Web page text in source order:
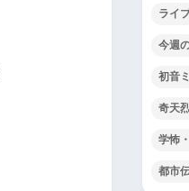
ライ
今週
初音
奇天
学怖
都市